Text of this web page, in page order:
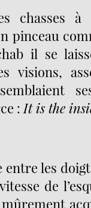
chasses
pinceau
il se
visions,
:It is the
entre les
de